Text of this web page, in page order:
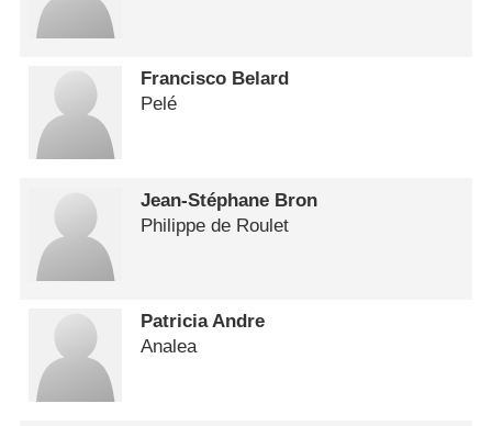
Francisco Belard
Pelé
Jean-Stéphane Bron
Philippe de Roulet
Patricia Andre
Analea